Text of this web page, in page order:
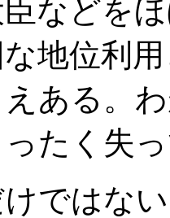
などを
地位利
ある。
たく失
ではな